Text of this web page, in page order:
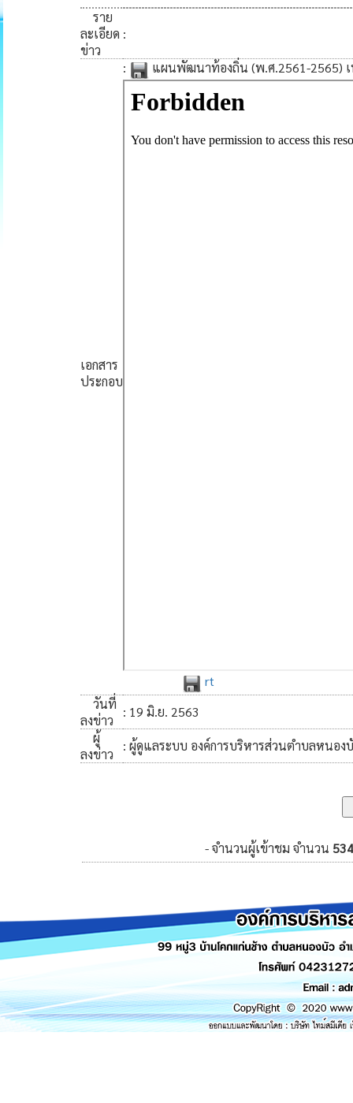
ราย
ละเอียด
ข่าว
:
เอกสาร
ประกอบ
: แผนพัฒนาท้องถิ่น (พ.ศ.2561-2565)
rt
วันที่
ลงข่าว
: 19 มิ.ย. 2563
ผู้
ลงข่าว
: ผู้ดูแลระบบ องค์การบริหารส่วนตำบลหนอง
- จำนวนผู้เข้าชม จำนวน